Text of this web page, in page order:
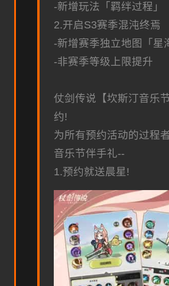
-新增玩法「羁绊过程」
2.开启S3赛季混沌终焉
-新增赛季独立地图「星
-非赛季等级上限提升
仗剑传说【坎斯汀音乐
约!
为所有预约活动的过程
音乐节伴手礼--
1.预约就送晨星!